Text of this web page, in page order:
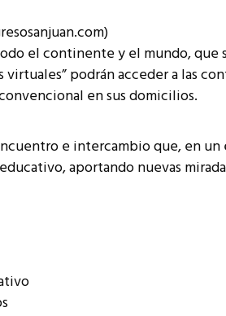
a REUNA
el continente y el mundo, que
podrán acceder a las
en sus domicilios.
e intercambio que, en
aportando nuevas